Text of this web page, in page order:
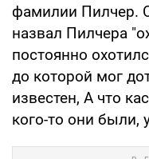
фамилии Пилчер.
назвал Пилчера
постоянно
до которой мог
известен, А что
кого-то они были,